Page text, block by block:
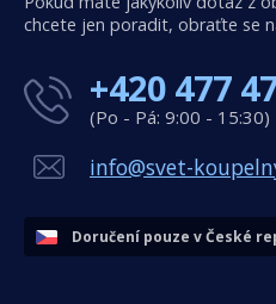
chcete jen poradit, obraťte se
+420 477
(Po - Pá: 9:00 - 15:30)
info@svet-
Doručení pouze v České